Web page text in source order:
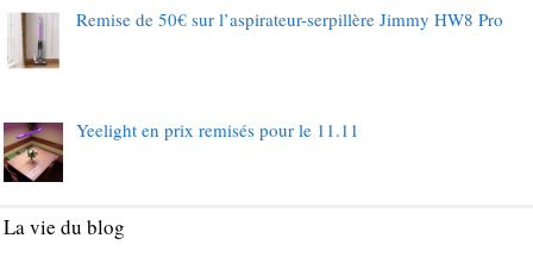
Remise de 50€ sur l’aspirateur-serpillère Jimmy HW8 Pro
Yeelight en prix remisés pour le 11.11
La vie du blog